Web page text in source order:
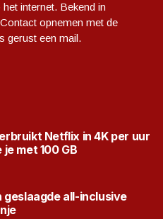
internet. Bekend in
opnemen met de
gerust een mail.
Netflix in 4K per uur
met 100 GB
geslaagde all-inclusive